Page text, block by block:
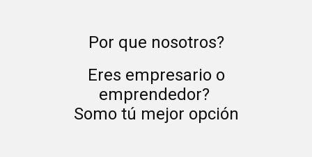
Por que nosotros?
Eres empresario o
emprendedor?
Somo tú mejor opción